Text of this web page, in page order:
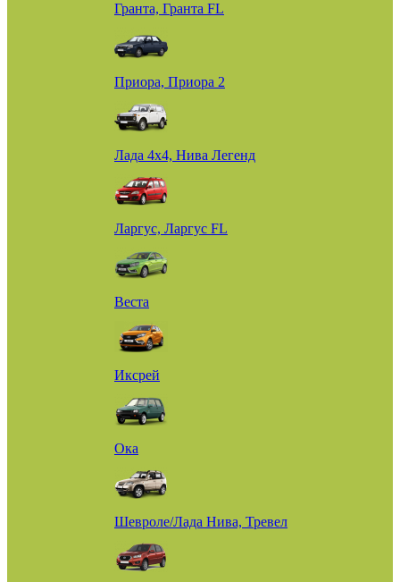
Гранта, Гранта FL
Приора, Приора 2
Лада 4х4, Нива Легенд
Ларгус, Ларгус FL
Веста
Иксрей
Ока
Шевроле/Лада Нива, Тревел